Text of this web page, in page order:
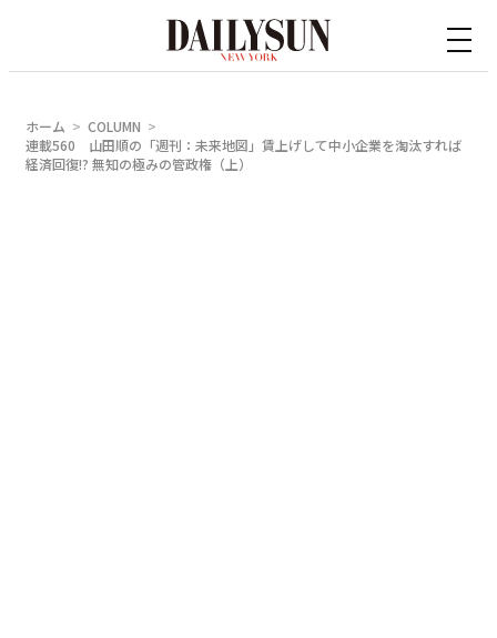
ホーム
COLUMN
連載560 山田順の「週刊：未来地図」賃上げして中小企業を淘汰すれば
経済回復!? 無知の極みの管政権（上）